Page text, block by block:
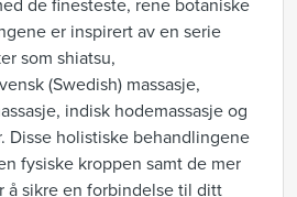
de finesteste, rene botaniske
er inspirert av en serie
som shiatsu,
(Swedish) massasje,
indisk hodemassasje og
Disse holistiske behandlingene
fysiske kroppen samt de mer
å sikre en forbindelse til ditt